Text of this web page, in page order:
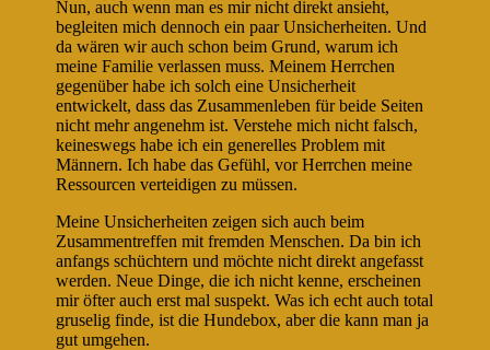
Nun, auch wenn man es mir nicht direkt ansieht,
begleiten mich dennoch ein paar Unsicherheiten. Und
da wären wir auch schon beim Grund, warum ich
meine Familie verlassen muss. Meinem Herrchen
gegenüber habe ich solch eine Unsicherheit
entwickelt, dass das Zusammenleben für beide Seiten
nicht mehr angenehm ist. Verstehe mich nicht falsch,
keineswegs habe ich ein generelles Problem mit
Männern. Ich habe das Gefühl, vor Herrchen meine
Ressourcen verteidigen zu müssen.
Meine Unsicherheiten zeigen sich auch beim
Zusammentreffen mit fremden Menschen. Da bin ich
anfangs schüchtern und möchte nicht direkt angefasst
werden. Neue Dinge, die ich nicht kenne, erscheinen
mir öfter auch erst mal suspekt. Was ich echt auch total
gruselig finde, ist die Hundebox, aber die kann man ja
gut umgehen.